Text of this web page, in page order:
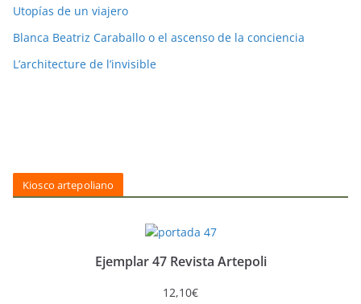
Utopías de un viajero
Blanca Beatriz Caraballo o el ascenso de la conciencia
L’architecture de l’invisible
Kiosco artepoliano
Ejemplar 47 Revista Artepoli
12,10€